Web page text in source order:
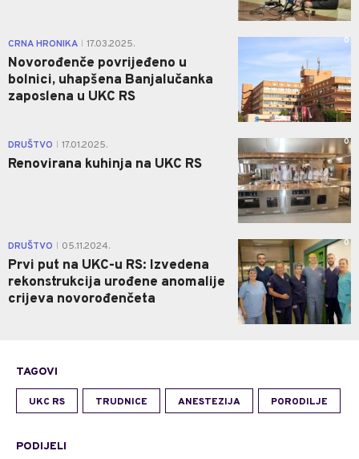
CRNA HRONIKA 17.03.2025.
Novorođenče povrijeđeno u
bolnici, uhapšena Banjalučanka
zaposlena u UKC RS
0
DRUŠTVO 17.01.2025.
Renovirana kuhinja na UKC RS
0
DRUŠTVO 05.11.2024.
Prvi put na UKC-u RS: Izvedena
rekonstrukcija urođene anomalije
crijeva novorođenčeta
0
TAGOVI
UKC RS TRUDNICE ANESTEZIJA PORODILJE
PODIJELI